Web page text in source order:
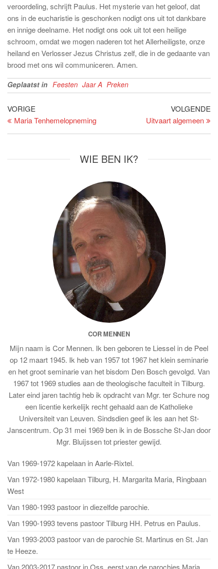
veroordeling, schrijft Paulus. Het mysterie van het geloof, dat
ons in de eucharistie is geschonken nodigt ons uit tot dankbare
en innige deelname. Het nodigt ons ook uit tot een heilige
schroom, omdat we mogen naderen tot het Allerheiligste, onze
heiland en Verlosser Jezus Christus zelf, die in de gedaante van
brood met ons wil communiceren. Amen.
Geplaatst in Feesten Jaar A Preken
Bericht
navigatie
Vorig
bericht
VORIGE
Maria Tenhemelopneming
VOLGENDE
Uitvaart algemeen
WIE BEN IK?
COR MENNEN
Mijn naam is Cor Mennen. Ik ben geboren te Liessel in de Peel
op 12 maart 1945. Ik heb van 1957 tot 1967 het klein seminarie
en het groot seminarie van het bisdom Den Bosch gevolgd. Van
1967 tot 1969 studies aan de theologische faculteit in Tilburg.
Later eind jaren tachtig heb ik opdracht van Mgr. ter Schure nog
een licentie kerkelijk recht gehaald aan de Katholieke
Universiteit van Leuven. Sindsdien geef ik les aan het St-
Janscentrum. Op 31 mei 1969 ben ik in de Bossche St-Jan door
Mgr. Bluijssen tot priester gewijd.
Van 1969-1972 kapelaan in Aarle-Rixtel.
Van 1972-1980 kapelaan Tilburg, H. Margarita Maria, Ringbaan
West
Van 1980-1993 pastoor in diezelfde parochie.
Van 1990-1993 tevens pastoor Tilburg HH. Petrus en Paulus.
Van 1993-2003 pastoor van de parochie St. Martinus en St. Jan
te Heeze.
Van 2003-2017 pastoor in Oss, eerst van de parochies Maria